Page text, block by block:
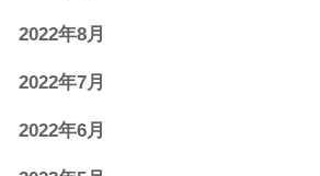
2022年8月
2022年7月
2022年6月